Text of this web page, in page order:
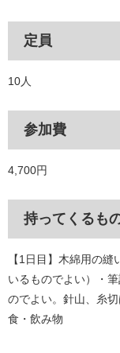
定員
10人
参加費
4,700円
持ってくるも
【1日目】木綿用の
いるものでよい）・
のでよい。針山、糸
食・飲み物